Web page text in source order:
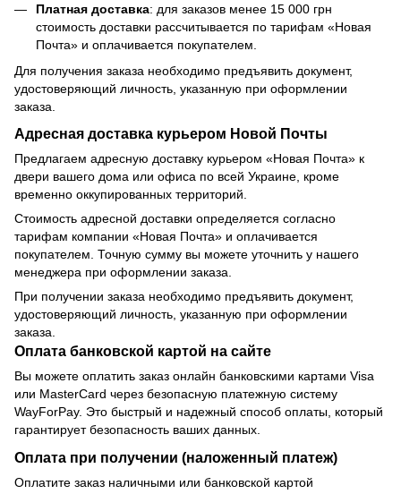
Платная доставка: для заказов менее 15 000 грн
стоимость доставки рассчитывается по тарифам «Новая
Почта» и оплачивается покупателем.
Для получения заказа необходимо предъявить документ,
удостоверяющий личность, указанную при оформлении
заказа.
Адресная доставка курьером Новой Почты
Предлагаем адресную доставку курьером «Новая Почта» к
двери вашего дома или офиса по всей Украине, кроме
временно оккупированных территорий.
Стоимость адресной доставки определяется согласно
тарифам компании «Новая Почта» и оплачивается
покупателем. Точную сумму вы можете уточнить у нашего
менеджера при оформлении заказа.
При получении заказа необходимо предъявить документ,
удостоверяющий личность, указанную при оформлении
заказа.
Оплата банковской картой на сайте
Вы можете оплатить заказ онлайн банковскими картами Visa
или MasterCard через безопасную платежную систему
WayForPay. Это быстрый и надежный способ оплаты, который
гарантирует безопасность ваших данных.
Оплата при получении (наложенный платеж)
Оплатите заказ наличными или банковской картой